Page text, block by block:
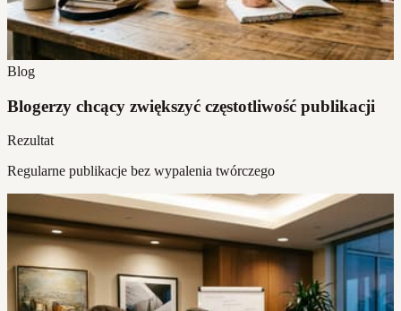
Blog
Blogerzy chcący zwiększyć częstotliwość publikacji
Rezultat
Regularne publikacje bez wypalenia twórczego